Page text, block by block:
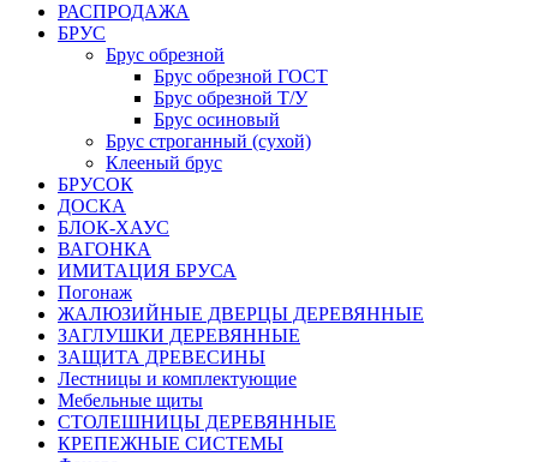
РАСПРОДАЖА
БРУС
Брус обрезной
Брус обрезной ГОСТ
Брус обрезной Т/У
Брус осиновый
Брус строганный (сухой)
Клееный брус
БРУСОК
ДОСКА
БЛОК-ХАУС
ВАГОНКА
ИМИТАЦИЯ БРУСА
Погонаж
ЖАЛЮЗИЙНЫЕ ДВЕРЦЫ ДЕРЕВЯННЫЕ
ЗАГЛУШКИ ДЕРЕВЯННЫЕ
ЗАЩИТА ДРЕВЕСИНЫ
Лестницы и комплектующие
Мебельные щиты
СТОЛЕШНИЦЫ ДЕРЕВЯННЫЕ
КРЕПЕЖНЫЕ СИСТЕМЫ